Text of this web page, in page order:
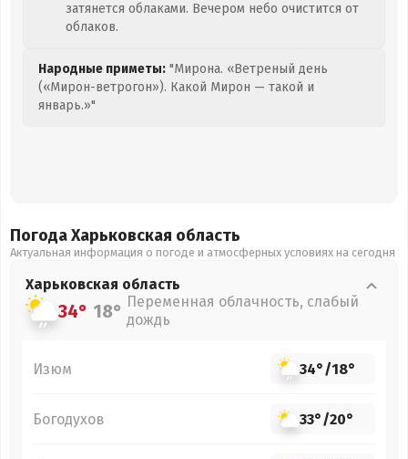
затянется облаками. Вечером небо очистится от
облаков.
Народные приметы: "Мирона. «Ветреный день
(«Мирон-ветрогон»). Какой Мирон — такой и
январь.»"
Погода Харьковская область
Актуальная информация о погоде и атмосферных условиях на сегодня
Харьковская область
34° 18° Переменная облачность, слабый
дождь
Изюм 34°/18°
Богодухов 33°/20°